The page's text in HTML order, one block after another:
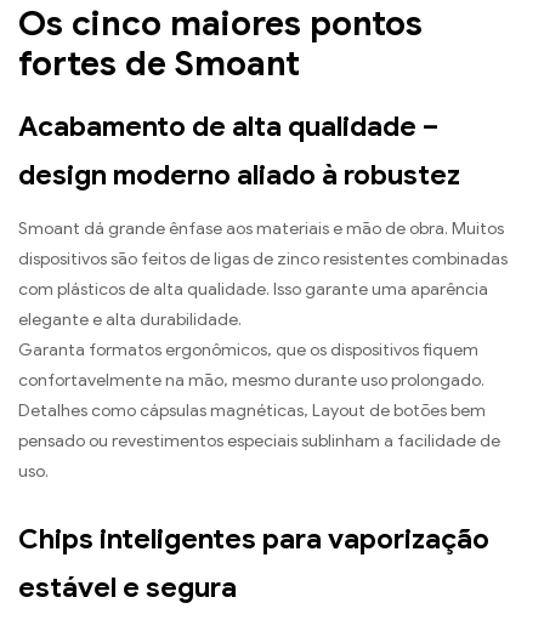
Os cinco maiores pontos
fortes de Smoant
Acabamento de alta qualidade –
design moderno aliado à robustez
Smoant dá grande ênfase aos materiais e mão de obra. Muitos
dispositivos são feitos de ligas de zinco resistentes combinadas
com plásticos de alta qualidade. Isso garante uma aparência
elegante e alta durabilidade.
Garanta formatos ergonômicos, que os dispositivos fiquem
confortavelmente na mão, mesmo durante uso prolongado.
Detalhes como cápsulas magnéticas, Layout de botões bem
pensado ou revestimentos especiais sublinham a facilidade de
uso.
Chips inteligentes para vaporização
estável e segura